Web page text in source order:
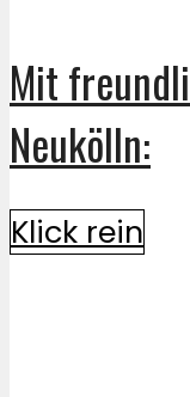
Mit
Neukölln:
Klick rein